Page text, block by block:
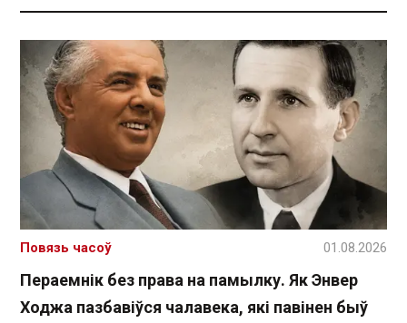
Пераемнік без права на памылку. Як Энвер
Ходжа пазбавіўся чалавека, які павінен быў
Повязь часоў 01.08.2026